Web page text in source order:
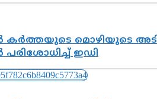
മൊഴിയുടെ
ഇഡി